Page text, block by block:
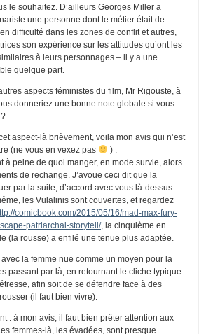
le souhaitez. D’ailleurs Georges Miller a
une personne dont le métier était de
difficulté dans les zones de conflit et autres,
son expérience sur les attitudes qu’ont les
à leurs personnages – il y a une
quelque part.
aspects féministes du film, Mr Rigouste, à
donneriez une bonne note globale si vous
aspect-là brièvement, voila mon avis qui n’est
(ne vous en vexez pas
) :
à peine de quoi manger, en mode survie, alors
de rechange. J’avoue ceci dit que la
par la suite, d’accord avec vous là-dessus.
les Vulalinis sont couvertes, et regardez
comicbook.com/2015/05/16/mad-max-fury-
patriarchal-storytell/, la cinquième en
(la rousse) a enfilé une tenue plus adaptée.
la femme nue comme un moyen pour la
passant par là, en retournant le cliche typique
afin soit de se défendre face à des
(il faut bien vivre).
: à mon avis, il faut bien prêter attention aux
femmes-là, les évadées, sont presque